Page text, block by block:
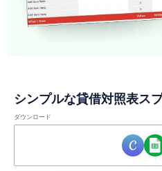
シンプルな貸借対照表ス
ダウンロード